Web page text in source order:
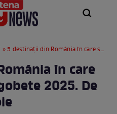
» 5 destinații din România în care să mergi de Dragobete 2025. De ce buget ai nevoie
în care
2025. De